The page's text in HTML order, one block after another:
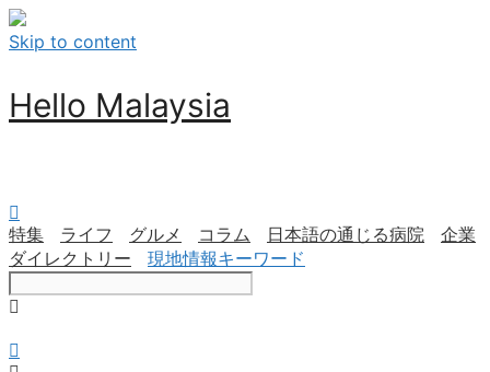
Skip to content
Hello Malaysia
特集 ライフ グルメ コラム 日本語の通じる病院
企業
ダイレクトリー
現地情報キーワード